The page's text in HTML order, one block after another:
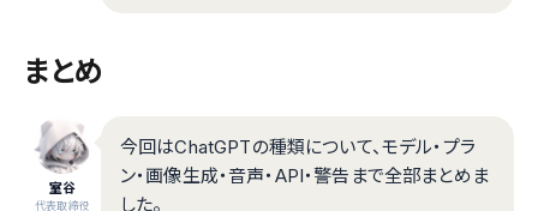
まとめ
室谷
代表取締役
今回はChatGPTの種類について、モデル・プラ
ン・画像生成・音声・API・警告まで全部まとめま
した。